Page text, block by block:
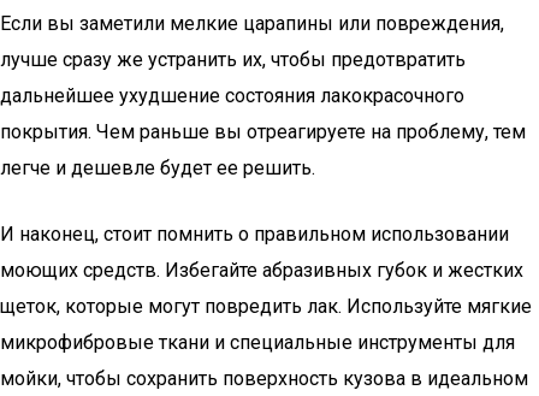
Если вы заметили мелкие царапины или повреждения,
лучше сразу же устранить их, чтобы предотвратить
дальнейшее ухудшение состояния лакокрасочного
покрытия. Чем раньше вы отреагируете на проблему, тем
легче и дешевле будет ее решить.
И наконец, стоит помнить о правильном использовании
моющих средств. Избегайте абразивных губок и жестких
щеток, которые могут повредить лак. Используйте мягкие
микрофибровые ткани и специальные инструменты для
мойки, чтобы сохранить поверхность кузова в идеальном